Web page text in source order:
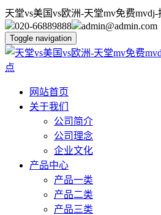
天堂vs美国vs欧洲-天堂mv免费
020-66889888
admin@admin.com
Toggle navigation
网站首页
关于我们
公司简介
公司理念
企业文化
产品中心
产品一类
产品二类
产品三类